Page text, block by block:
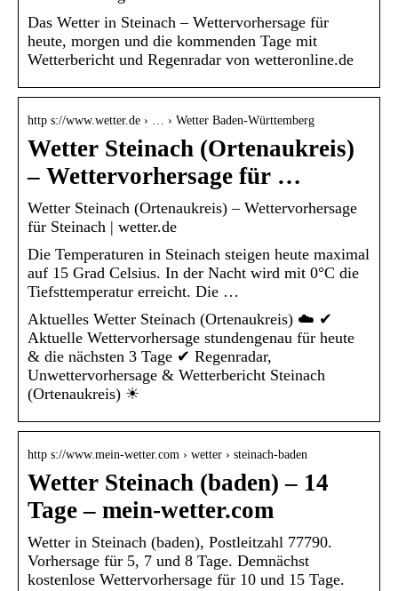
Das Wetter in Steinach – Wettervorhersage für
heute, morgen und die kommenden Tage mit
Wetterbericht und Regenradar von wetteronline.de
http s://www.wetter.de › … › Wetter Baden-Württemberg
Wetter Steinach (Ortenaukreis)
– Wettervorhersage für …
Wetter Steinach (Ortenaukreis) – Wettervorhersage
für Steinach | wetter.de
Die Temperaturen in Steinach steigen heute maximal
auf 15 Grad Celsius. In der Nacht wird mit 0°C die
Tiefsttemperatur erreicht. Die …
Aktuelles Wetter Steinach (Ortenaukreis) ☁️ ✔
Aktuelle Wettervorhersage stundengenau für heute
& die nächsten 3 Tage ✔ Regenradar,
Unwettervorhersage & Wetterbericht Steinach
(Ortenaukreis) ☀
http s://www.mein-wetter.com › wetter › steinach-baden
Wetter Steinach (baden) – 14
Tage – mein-wetter.com
Wetter in Steinach (baden), Postleitzahl 77790.
Vorhersage für 5, 7 und 8 Tage. Demnächst
kostenlose Wettervorhersage für 10 und 15 Tage.